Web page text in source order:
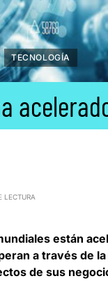
TECNOLOGÍA
LECTURA
están
a través de
de sus